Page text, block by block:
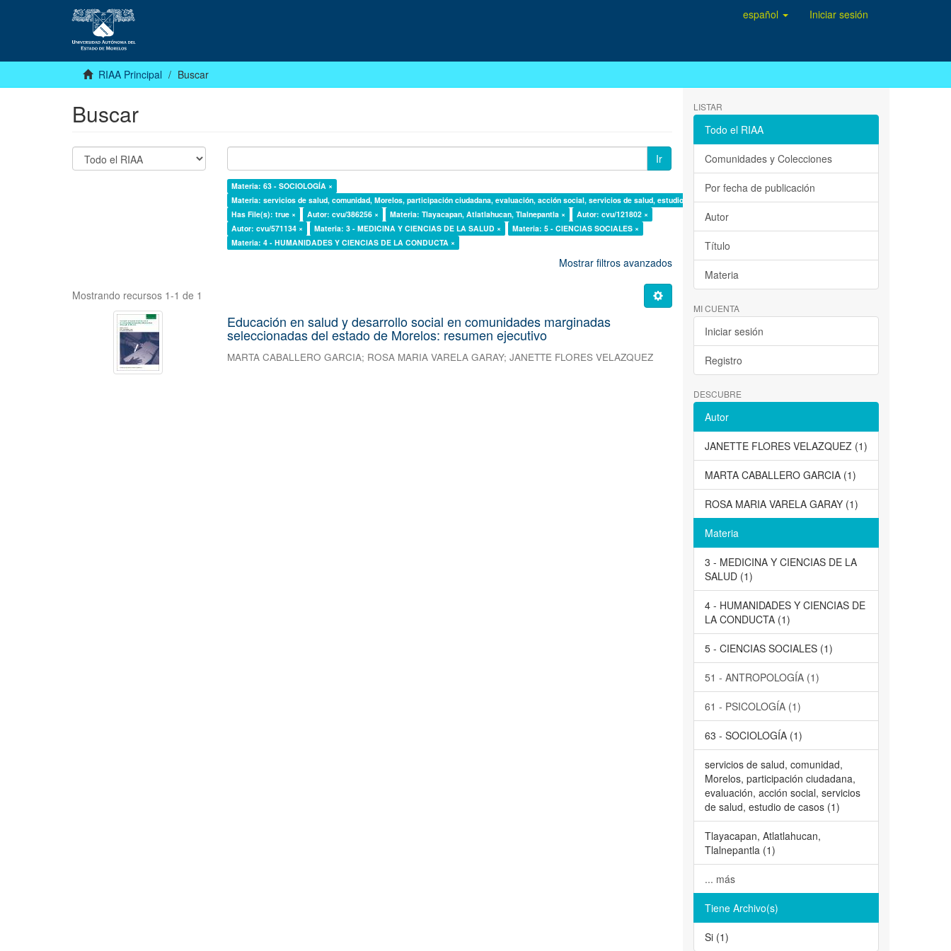
español Iniciar sesión
RIAA Principal Buscar
Buscar
Ir
Materia: 63 - SOCIOLOGÍA ×
Materia: servicios de salud, comunidad, Morelos, participación ciudadana, evaluación, acción social, servicios de salud, estudio de casos ×
Has File(s): true ×
Autor: cvu/386256 × Materia: Tlayacapan, Atlatlahucan, Tlalnepantla ×
Autor: cvu/121802 ×
Autor: cvu/571134 ×
Materia: 3 - MEDICINA Y CIENCIAS DE LA SALUD ×
Materia: 5 - CIENCIAS SOCIALES ×
Materia: 4 - HUMANIDADES Y CIENCIAS DE LA CONDUCTA ×
Mostrar filtros avanzados
Mostrando recursos 1-1 de 1
Educación en salud y desarrollo social en comunidades marginadas
seleccionadas del estado de Morelos: resumen ejecutivo
MARTA CABALLERO GARCIA; ROSA MARIA VARELA GARAY;JANETTE FLORES VELAZQUEZ
LISTAR
Todo el RIAA
Comunidades y Colecciones
Por fecha de publicación
Autor
Título
Materia
MI CUENTA
Iniciar sesión
Registro
DESCUBRE
Autor
JANETTE FLORES VELAZQUEZ (1)
MARTA CABALLERO GARCIA (1)
ROSA MARIA VARELA GARAY (1)
Materia
3 - MEDICINA Y CIENCIAS DE LA
SALUD (1)
4 - HUMANIDADES Y CIENCIAS DE
LA CONDUCTA (1)
5 - CIENCIAS SOCIALES (1)
51 - ANTROPOLOGÍA (1)
61 - PSICOLOGÍA (1)
63 - SOCIOLOGÍA (1)
servicios de salud, comunidad,
Morelos, participación ciudadana,
evaluación, acción social, servicios
de salud, estudio de casos (1)
Tlayacapan, Atlatlahucan,
Tlalnepantla (1)
... más
Tiene Archivo(s)
Si (1)